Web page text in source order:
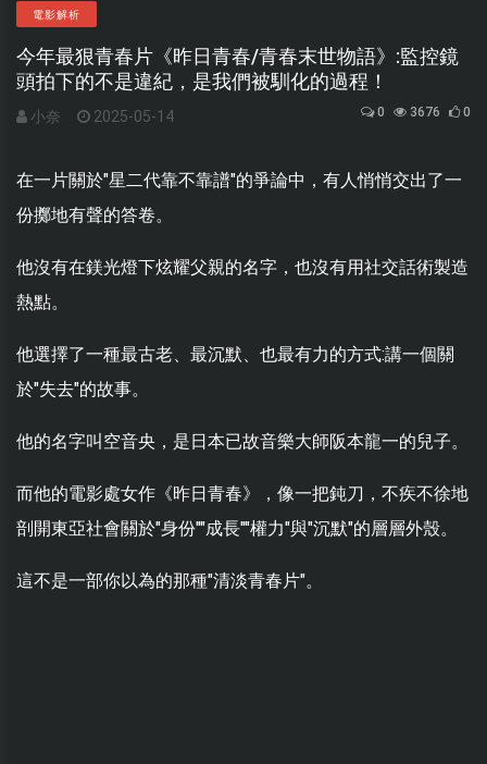
電影解析
今年最狠青春片《昨日青春/青春末世物語》:監控鏡
頭拍下的不是違紀，是我們被馴化的過程！
小奈 2025-05-14 0 3676 0
在一片關於"星二代靠不靠譜"的爭論中，有人悄悄交出了一
份擲地有聲的答卷。
他沒有在鎂光燈下炫耀父親的名字，也沒有用社交話術製造
熱點。
他選擇了一種最古老、最沉默、也最有力的方式:講一個關
於"失去"的故事。
他的名字叫空音央，是日本已故音樂大師阪本龍一的兒子。
而他的電影處女作《昨日青春》，像一把鈍刀，不疾不徐地
剖開東亞社會關於"身份""成長""權力"與"沉默"的層層外殼。
這不是一部你以為的那種"清淡青春片"。